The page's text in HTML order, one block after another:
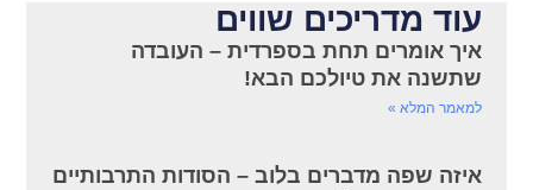
עוד מדריכים שווים
איך אומרים תחת בספרדית – העובדה
שתשנה את טיולכם הבא!
למאמר המלא »
איזה שפה מדברים בלוב – הסודות התרבותיים